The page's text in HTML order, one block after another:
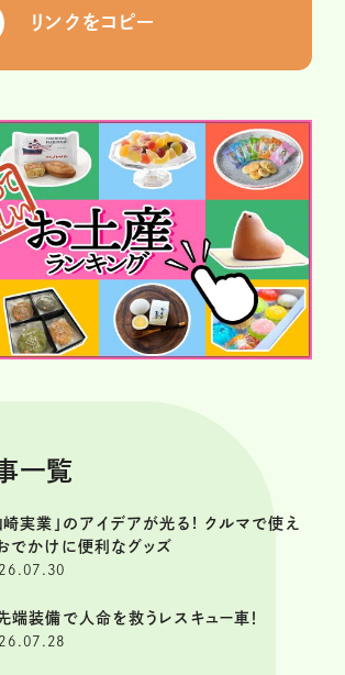
リンクをコピー
一覧
崎実業」のアイデアが光る! クルマで使え
でかけに便利なグッズ
端装備で人命を救うレスキュー車！